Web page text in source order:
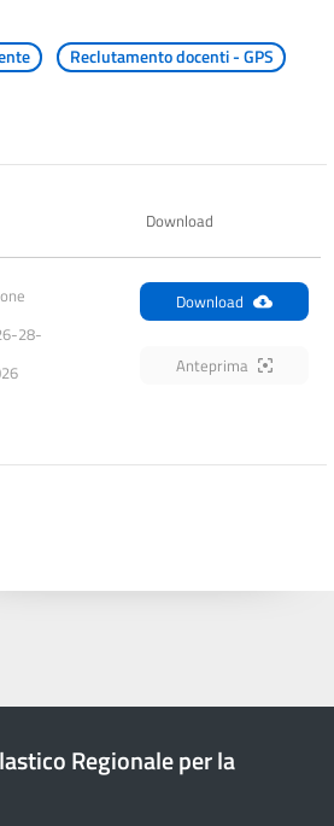
Reclutamento docenti - GPS
Download
28-
Download
Anteprima
Regionale per la